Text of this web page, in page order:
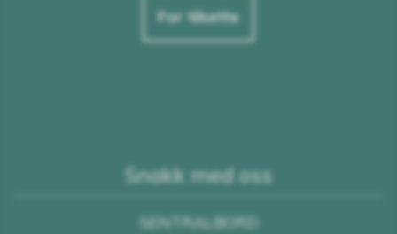
For tilsette
Snakk med oss
SENTRALBORD